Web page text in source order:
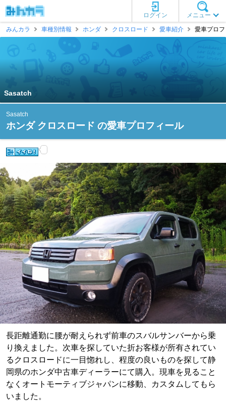
メニュー
ログイン
みんカラ
車種別情報 ホンダ クロスロード 愛車紹介 愛車プロ
Sasatch
Sasatch
ホンダ クロスロード の愛車プロフィール
長距離通勤に腰が耐えられず前車のスバルサンバーから乗
り換えました。次車を探していた折お客様が所有されてい
るクロスロードに一目惚れし、程度の良いものを探して静
岡県のホンダ中古車ディーラーにて購入。現車を見ること
なくオートモーティブジャパンに移動、カスタムしてもら
いました。